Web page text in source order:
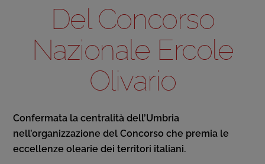
Del Concorso
Nazionale Ercole
Olivario
Confermata la centralità dell’Umbria
nell’organizzazione del Concorso che premia le
eccellenze olearie dei territori italiani.